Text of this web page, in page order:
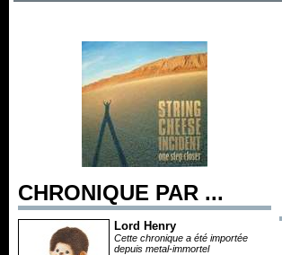
CHRONIQUE PAR ...
Lord Henry
Cette chronique a été importée
depuis metal-immortel